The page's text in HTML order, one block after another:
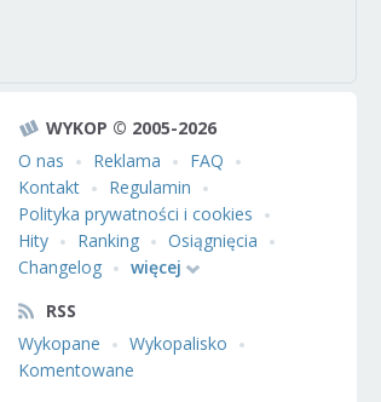
WYKOP © 2005-2026
O nas
Reklama
FAQ
Kontakt
Regulamin
Polityka prywatności i cookies
Hity
Ranking
Osiągnięcia
Changelog
więcej
RSS
Wykopane
Wykopalisko
Komentowane